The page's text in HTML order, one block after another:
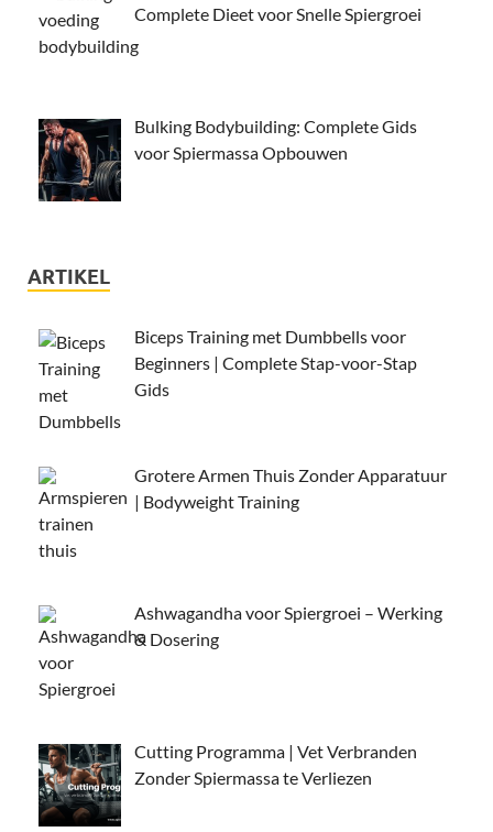
Complete Dieet voor Snelle Spiergroei
Bulking Bodybuilding: Complete Gids
voor Spiermassa Opbouwen
ARTIKEL
Biceps Training met Dumbbells voor
Beginners | Complete Stap-voor-Stap
Gids
Grotere Armen Thuis Zonder Apparatuur
| Bodyweight Training
Ashwagandha voor Spiergroei – Werking
& Dosering
Cutting Programma | Vet Verbranden
Zonder Spiermassa te Verliezen